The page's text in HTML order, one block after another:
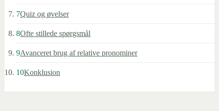
7Quiz og øvelser
8Ofte stillede spørgsmål
9Avanceret brug af relative pronominer
10Konklusion